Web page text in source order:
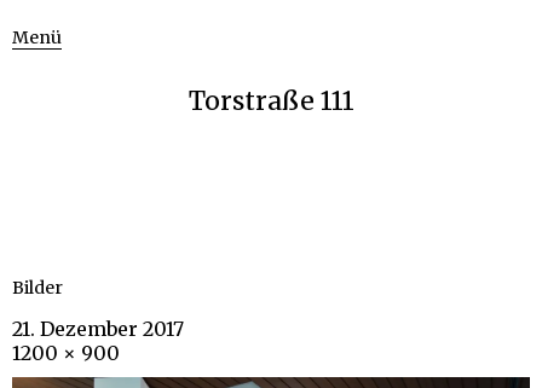
Menü
Torstraße 111
Bilder
21. Dezember 2017
1200 × 900